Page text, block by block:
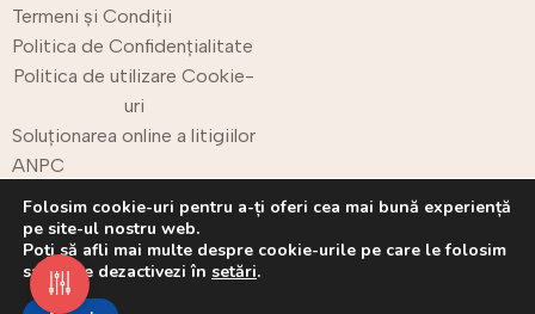
Termeni și Condiții
Politica de Confidențialitate
Politica de utilizare Cookie-
uri
Soluționarea online a litigiilor
ANPC
Retur
Folosim cookie-uri pentru a-ți oferi cea mai bună experiență
pe site-ul nostru web.
Poți să afli mai multe despre cookie-urile pe care le folosim
sau să le dezactivezi în setări.